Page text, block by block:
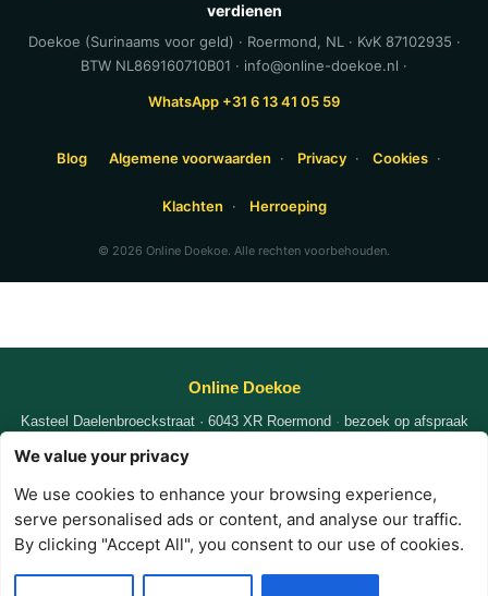
We value your privacy
We use cookies to enhance your browsing experience,
serve personalised ads or content, and analyse our traffic.
By clicking "Accept All", you consent to our use of cookies.
verdienen
Doekoe (Surinaams voor geld) · Roermond, NL · KvK 87102935 ·
BTW NL869160710B01 · info@online-doekoe.nl ·
WhatsApp +31 6 13 41 05 59
Blog Algemene voorwaarden · Privacy · Cookies ·
Klachten · Herroeping
© 2026 Online Doekoe. Alle rechten voorbehouden.
Online Doekoe
Kasteel Daelenbroeckstraat · 6043 XR Roermond · bezoek op afspraak
KvK87102935|
WhatsApp +31 6 1341 0559
Privacy Voorwaarden Cookies
·
Contact